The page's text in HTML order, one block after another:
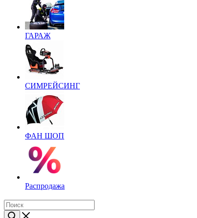
ГАРАЖ
СИМРЕЙСИНГ
ФАН ШОП
Распродажа